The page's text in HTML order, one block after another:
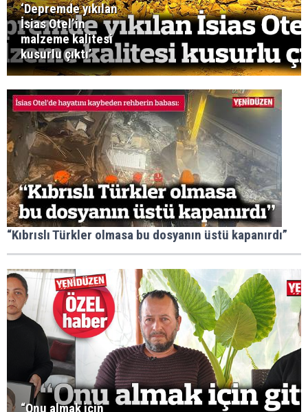
‘Depremde yıkılan
İsias Otel’in
malzeme kalitesi
kusurlu çıktı’
“Kıbrıslı Türkler olmasa bu dosyanın üstü kapanırdı”
“Onu almak için